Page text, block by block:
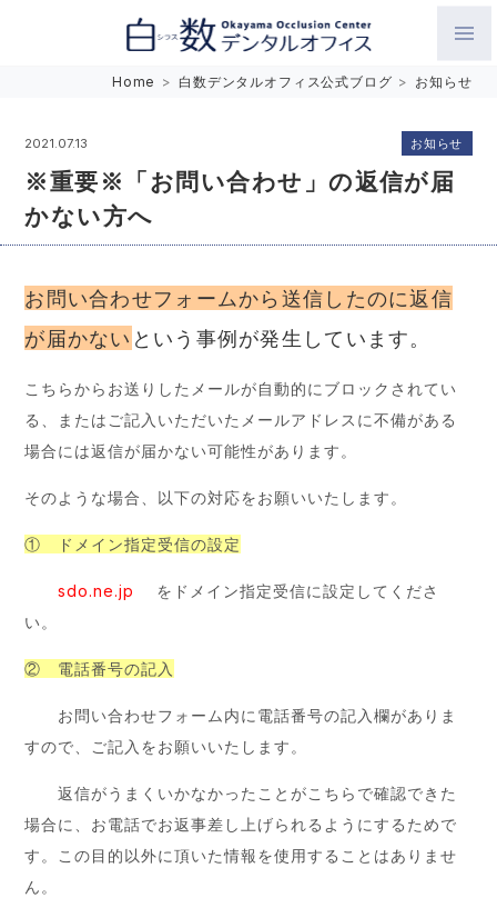
Home > 白数デンタルオフィス公式ブログ > お知らせ
2021.07.13
※重要※「お問い合わせ」の返信が届
かない方へ
お知らせ
お問い合わせフォームから送信したのに返信
が届かない という事例が発生しています。
こちらからお送りしたメールが自動的にブロックされてい
る、またはご記入いただいたメールアドレスに不備がある
場合には返信が届かない可能性があります。
そのような場合、以下の対応をお願いいたします。
① ドメイン指定受信の設定
sdo.ne.jp
をドメイン指定受信に設定してくださ
い。
② 電話番号の記入
お問い合わせフォーム内に電話番号の記入欄がありま
すので、ご記入をお願いいたします。
返信がうまくいかなかったことがこちらで確認できた
場合に、お電話でお返事差し上げられるようにするためで
す。この目的以外に頂いた情報を使用することはありませ
ん。